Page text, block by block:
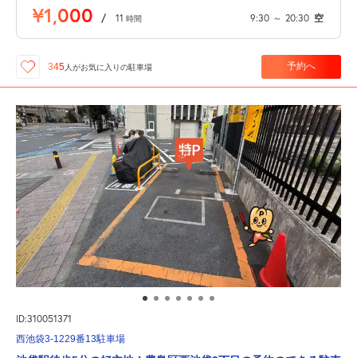
¥1,000 / 11 時間 9:30 ～ 20:30 空
345 人がお気に入りの駐車場 予約へ
ID:310051371
西池袋3-1229番13駐車場